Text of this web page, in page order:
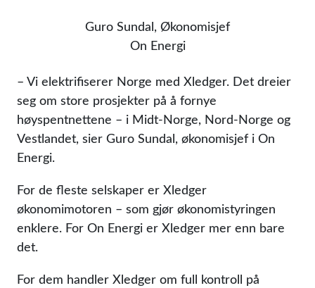
Guro Sundal, Økonomisjef
On Energi
– Vi elektrifiserer Norge med Xledger. Det dreier
seg om store prosjekter på å fornye
høyspentnettene – i Midt-Norge, Nord-Norge og
Vestlandet, sier Guro Sundal, økonomisjef i On
Energi.
For de fleste selskaper er Xledger
økonomimotoren – som gjør økonomistyringen
enklere. For On Energi er Xledger mer enn bare
det.
For dem handler Xledger om full kontroll på